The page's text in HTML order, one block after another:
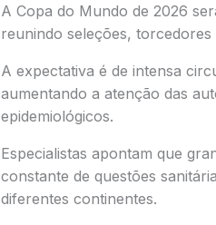
A Copa do Mundo de 2026
reunindo seleções,
A expectativa é de intensa
aumentando a atenção das
epidemiológicos.
Especialistas apontam que
constante de questões
diferentes continentes.